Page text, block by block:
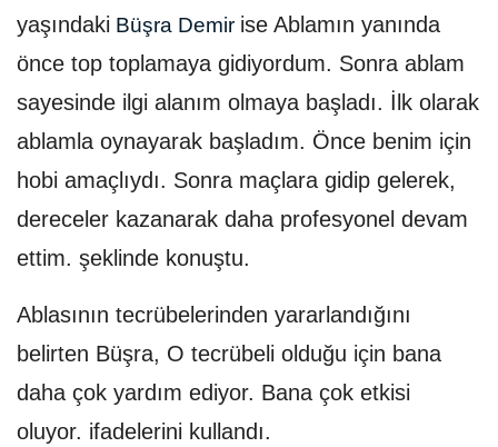
yaşındaki Büşra Demir ise Ablamın yanında
önce top toplamaya gidiyordum. Sonra ablam
sayesinde ilgi alanım olmaya başladı. İlk olarak
ablamla oynayarak başladım. Önce benim için
hobi amaçlıydı. Sonra maçlara gidip gelerek,
dereceler kazanarak daha profesyonel devam
ettim. şeklinde konuştu.
Ablasının tecrübelerinden yararlandığını
belirten Büşra, O tecrübeli olduğu için bana
daha çok yardım ediyor. Bana çok etkisi
oluyor. ifadelerini kullandı.